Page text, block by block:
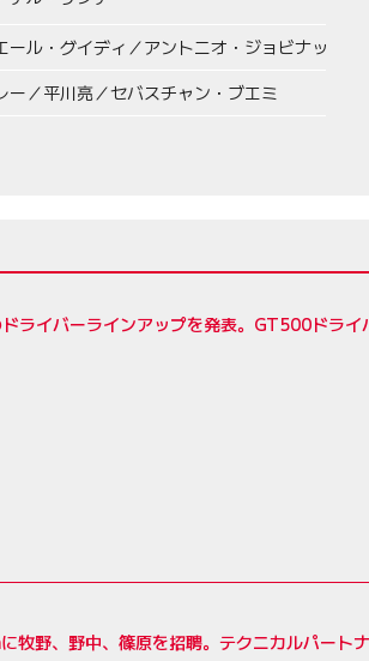
ル・グイディ／アントニオ・ジョビナッツィ
ー／平川亮／セバスチャン・ブエミ
ライバーラインアップを発表。GT500ドライ
牧野、野中、篠原を招聘。テクニカルパー